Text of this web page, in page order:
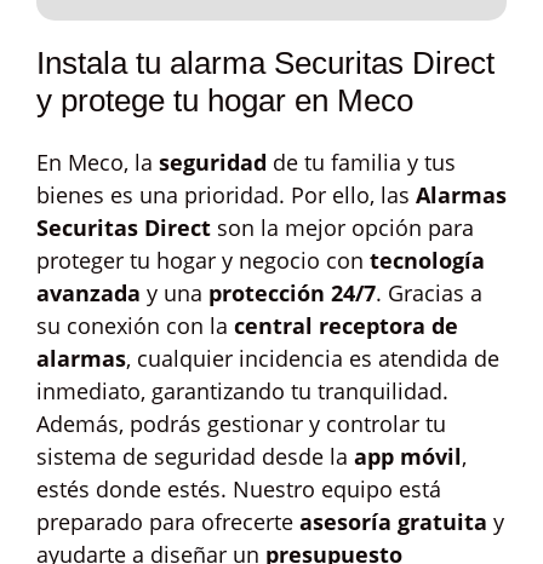
Instala tu alarma Securitas Direct
y protege tu hogar en Meco
En Meco, la seguridad de tu familia y tus
bienes es una prioridad. Por ello, las Alarmas
Securitas Direct son la mejor opción para
proteger tu hogar y negocio con tecnología
avanzada y una protección 24/7. Gracias a
su conexión con la central receptora de
alarmas, cualquier incidencia es atendida de
inmediato, garantizando tu tranquilidad.
Además, podrás gestionar y controlar tu
sistema de seguridad desde la app móvil,
estés donde estés. Nuestro equipo está
preparado para ofrecerte asesoría gratuita y
ayudarte a diseñar un presupuesto